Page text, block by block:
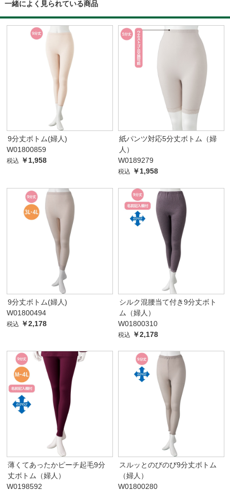
一緒によく見られている商品
9分丈ボトム(婦人)
W01800859
税込 ￥1,958
紙パンツ対応5分丈ボトム（婦
人）
W0189279
税込 ￥1,958
9分丈ボトム(婦人)
W01800494
税込 ￥2,178
シルク混腰当て付き9分丈ボト
ム（婦人）
W01800310
税込 ￥2,178
薄くてあったかピーチ起毛9分
丈ボトム（婦人）
W0198592
スルッとのびのび9分丈ボトム
（婦人）
W01800280